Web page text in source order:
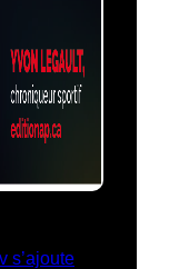
s’ajoute